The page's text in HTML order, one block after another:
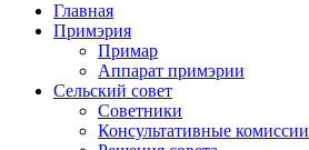
Примэрия Чишмикиой
Главная
Примэрия
Примар
Аппарат примэрии
Сельский совет
Советники
Консультативные комиссии